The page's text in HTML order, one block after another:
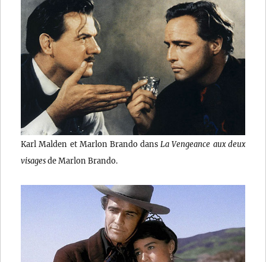
Karl Malden et Marlon Brando dans La Vengeance aux deux
visagesde Marlon Brando.